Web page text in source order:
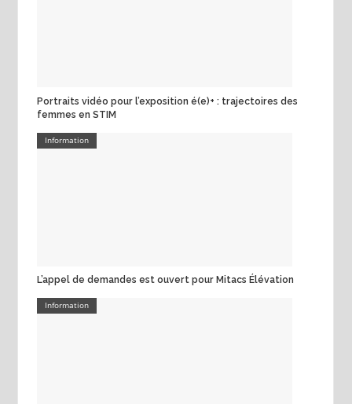
Portraits vidéo pour l’exposition é(e)+ : trajectoires des
femmes en STIM
Information
L’appel de demandes est ouvert pour Mitacs Élévation
Information